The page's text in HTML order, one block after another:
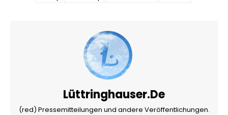
Lüttringhauser.de
(red) Pressemitteilungen und andere Veröffentlichungen.